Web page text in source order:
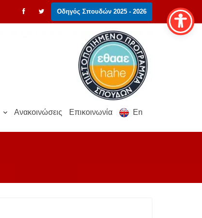
Οδηγός Σπουδών 2025 - 2026
Ανακοινώσεις Επικοινωνία En